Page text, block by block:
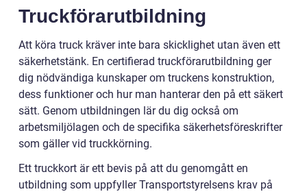
Truckförarutbildning
Att köra truck kräver inte bara skicklighet utan även ett
säkerhetstänk. En certifierad truckförarutbildning ger
dig nödvändiga kunskaper om truckens konstruktion,
dess funktioner och hur man hanterar den på ett säkert
sätt. Genom utbildningen lär du dig också om
arbetsmiljölagen och de specifika säkerhetsföreskrifter
som gäller vid truckkörning.
Ett truckkort är ett bevis på att du genomgått en
utbildning som uppfyller Transportstyrelsens krav på